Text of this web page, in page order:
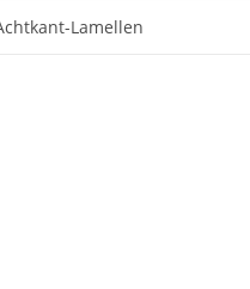
Lamellen